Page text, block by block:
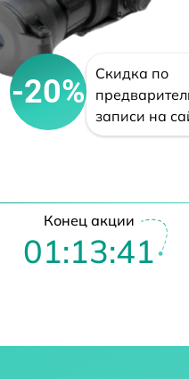
-20%
Скидка по
записи на
Конец акции
01:13:40